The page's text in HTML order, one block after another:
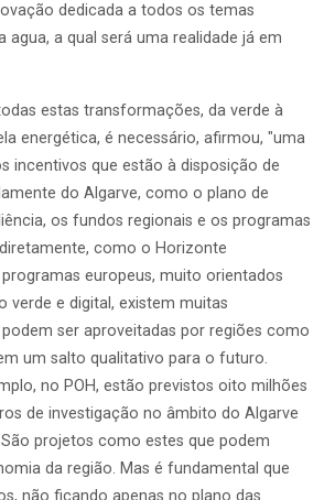
dedicada a todos os temas
agua, a qual será uma realidade já em
estas transformações, da verde à
energética, é necessário, afirmou, "uma
incentivos que estão à disposição de
do Algarve, como o plano de
os fundos regionais e os programas
como o Horizonte
programas europeus, muito orientados
verde e digital, existem muitas
ser aproveitadas por regiões como
um salto qualitativo para o futuro.
no POH, estão previstos oito milhões
de investigação no âmbito do Algarve
São projetos como estes que podem
da região. Mas é fundamental que